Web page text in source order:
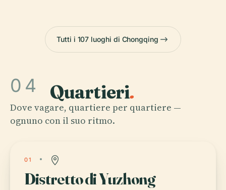
Tutti i 107 luoghi di Chongqing
04 Quartieri.
Dove vagare, quartiere per quartiere —
ognuno con il suo ritmo.
01
Distretto di Yuzhong